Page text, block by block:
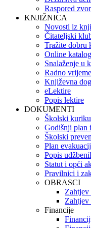
Raspored
KNJIŽNICA
Novosti iz
Čitateljski
Tražite dobru
Online katalog
Snalaženje u
Radno vrijeme
Književna
eLektire
Popis lektire
DOKUMENTI
Školski
Godišnji plan
Školski
Plan
Popis
Statut i opći
Pravilnici i
OBRASCI
Zahtjev
Zahtjev
Financije